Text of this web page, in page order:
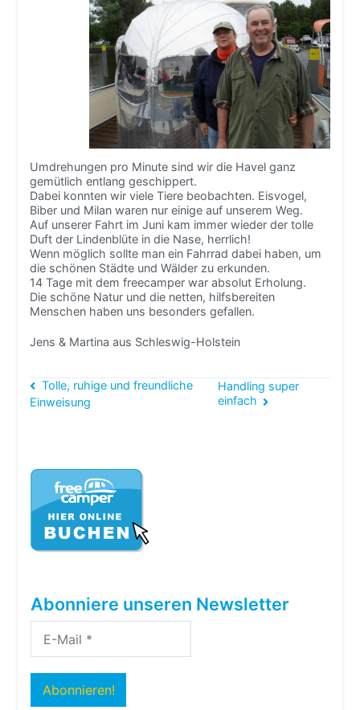
Umdrehungen pro Minute sind wir die Havel ganz
gemütlich entlang geschippert.
Dabei konnten wir viele Tiere beobachten. Eisvogel,
Biber und Milan waren nur einige auf unserem Weg.
Auf unserer Fahrt im Juni kam immer wieder der tolle
Duft der Lindenblüte in die Nase, herrlich!
Wenn möglich sollte man ein Fahrrad dabei haben, um
die schönen Städte und Wälder zu erkunden.
14 Tage mit dem freecamper war absolut Erholung.
Die schöne Natur und die netten, hilfsbereiten
Menschen haben uns besonders gefallen.
Jens & Martina aus Schleswig-Holstein
Beitragsnavigation
Tolle, ruhige und freundliche
Einweisung
Handling super
einfach
Abonniere unseren Newsletter